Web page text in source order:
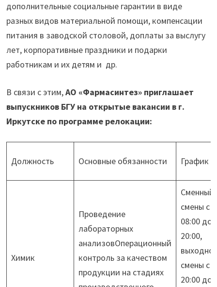
дополнительные социальные гарантии в виде
разных видов материальной помощи, компенсации
питания в заводской столовой, доплаты за выслугу
лет, корпоративные праздники и подарки
работникам и их детям и др.
В связи с этим,АО «Фармасинтез» приглашает
выпускников БГУ на открытые вакансии в г.
Иркутске по программе релокации:
Должность Основные обязанности График
Химик
Проведение
лабораторных
анализовОперационный
контроль за качеством
продукции на стадиях
смены с
08:00 до
20:00,
смены с
20:00 до